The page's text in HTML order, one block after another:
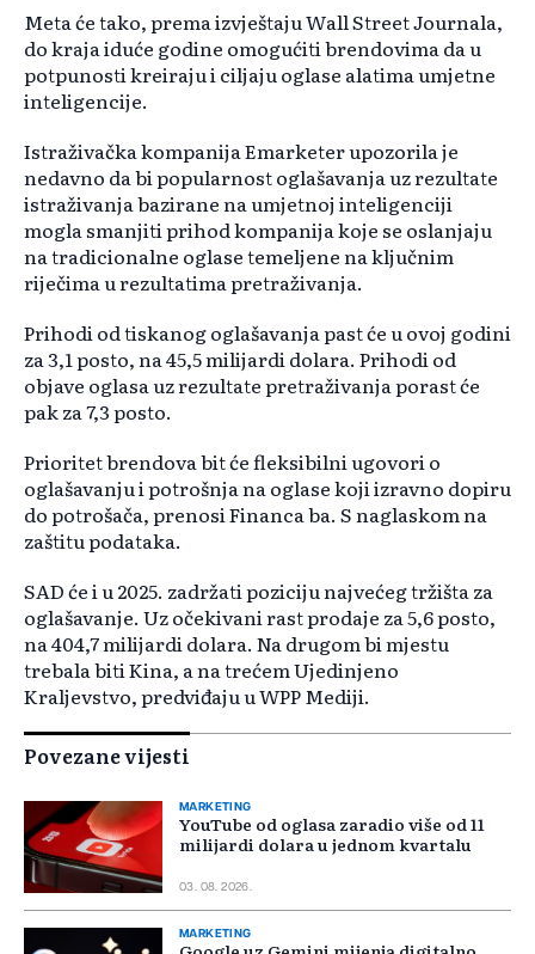
Meta će tako, prema izvještaju Wall Street Journala,
do kraja iduće godine omogućiti brendovima da u
potpunosti kreiraju i ciljaju oglase alatima umjetne
inteligencije.
Istraživačka kompanija Emarketer upozorila je
nedavno da bi popularnost oglašavanja uz rezultate
istraživanja bazirane na umjetnoj inteligenciji
mogla smanjiti prihod kompanija koje se oslanjaju
na tradicionalne oglase temeljene na ključnim
riječima u rezultatima pretraživanja.
Prihodi od tiskanog oglašavanja past će u ovoj godini
za 3,1 posto, na 45,5 milijardi dolara. Prihodi od
objave oglasa uz rezultate pretraživanja porast će
pak za 7,3 posto.
Prioritet brendova bit će fleksibilni ugovori o
oglašavanju i potrošnja na oglase koji izravno dopiru
do potrošača, prenosi Financa ba. S naglaskom na
zaštitu podataka.
SAD će i u 2025. zadržati poziciju najvećeg tržišta za
oglašavanje. Uz očekivani rast prodaje za 5,6 posto,
na 404,7 milijardi dolara. Na drugom bi mjestu
trebala biti Kina, a na trećem Ujedinjeno
Kraljevstvo, predviđaju u WPP Mediji.
Povezane vijesti
MARKETING
YouTube od oglasa zaradio više od 11
milijardi dolara u jednom kvartalu
03. 08. 2026.
MARKETING